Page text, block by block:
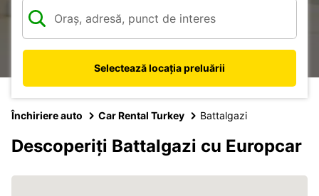
Selectează locația preluării
Închiriere auto Car Rental Turkey Battalgazi
Descoperiți Battalgazi cu Europcar